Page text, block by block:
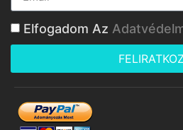
Elfogadom Az